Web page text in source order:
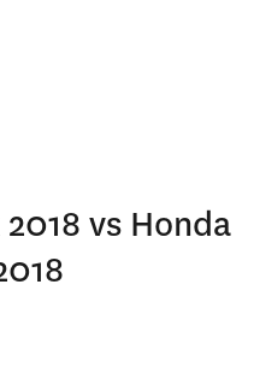
vs Honda